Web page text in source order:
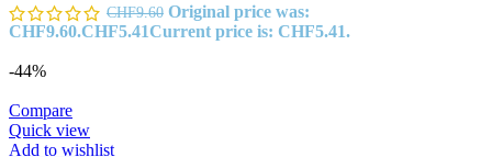
CHF9.60 Original price was:
CHF9.60.CHF5.41Current price is: CHF5.41.
-44%
Compare
Quick view
Add to wishlist